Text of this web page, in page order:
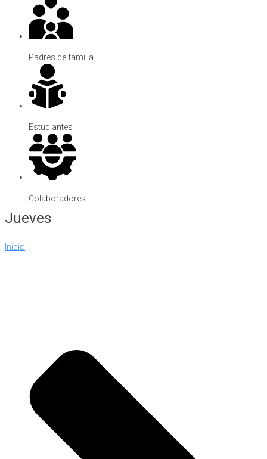
Padres de familia
Estudiantes
Colaboradores
Jueves
Inicio